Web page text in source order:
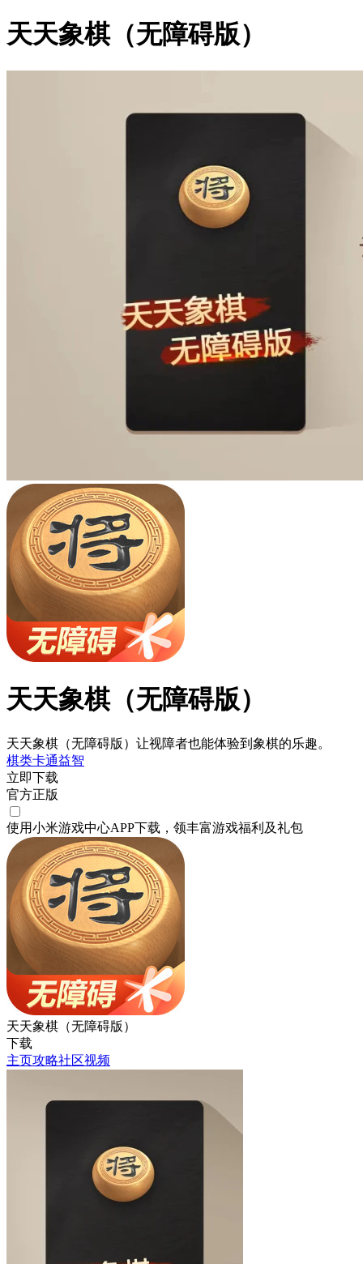
天天象棋（无障碍版）
天天象棋（无障碍版）
天天象棋（无障碍版）让视障者也能体验到象棋的乐趣。
棋类卡通益智
立即下载
官方正版
使用小米游戏中心APP下载 ，领丰富游戏福利 及礼包
天天象棋（无障碍版）
下载
主页攻略社区视频